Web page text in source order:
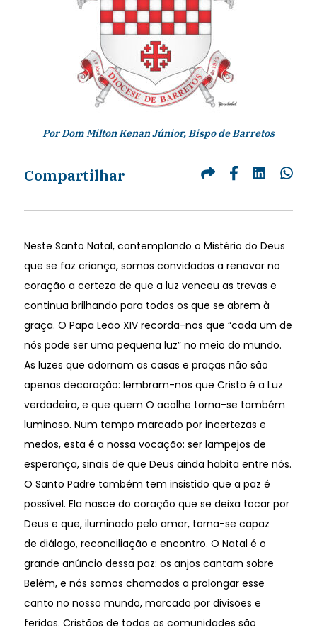
Por Dom Milton Kenan Júnior, Bispo de Barretos
Compartilhar
Neste Santo Natal, contemplando o Mistério do Deus
que se faz criança, somos convidados a renovar no
coração a certeza de que a luz venceu as trevas e
continua brilhando para todos os que se abrem à
graça. O Papa Leão XIV recorda-nos que “cada um de
nós pode ser uma pequena luz” no meio do mundo.
As luzes que adornam as casas e praças não são
apenas decoração: lembram-nos que Cristo é a Luz
verdadeira, e que quem O acolhe torna-se também
luminoso. Num tempo marcado por incertezas e
medos, esta é a nossa vocação: ser lampejos de
esperança, sinais de que Deus ainda habita entre nós.
O Santo Padre também tem insistido que a paz é
possível. Ela nasce do coração que se deixa tocar por
Deus e que, iluminado pelo amor, torna-se capaz
de diálogo, reconciliação e encontro. O Natal é o
grande anúncio dessa paz: os anjos cantam sobre
Belém, e nós somos chamados a prolongar esse
canto no nosso mundo, marcado por divisões e
feridas. Cristãos de todas as comunidades são